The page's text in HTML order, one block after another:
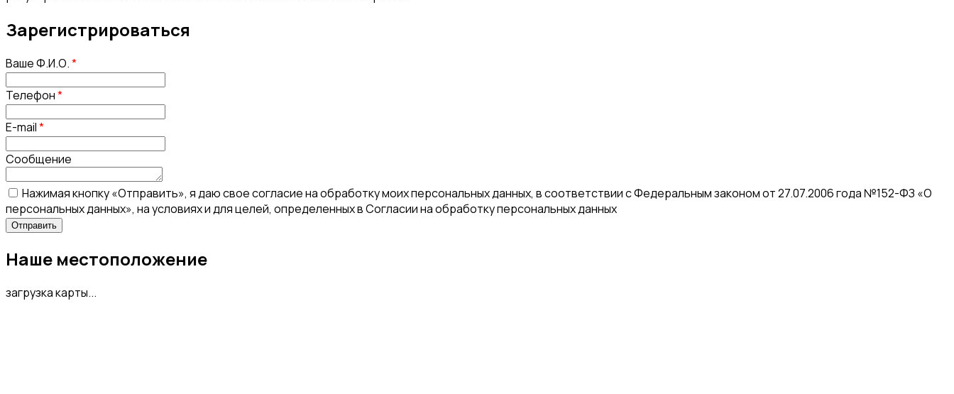
Зарегистрироваться
Ваше Ф.И.О.*
Телефон*
E-mail*
Сообщение
Нажимая кнопку «Отправить», я даю свое согласие на обработку моих персональных данных, в соответствии с Федеральным законом от 27.07.2006 года №152-ФЗ «О
персональных данных», на условиях и для целей, определенных в Согласии на обработку персональных данных
Наше местоположение
загрузка карты...